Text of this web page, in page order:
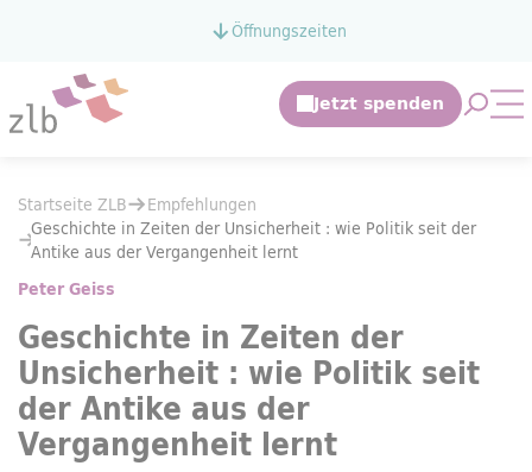
Zum Hauptinhalt springenÖffnungszeiten
Empfehlungen
Geschichte in Zeiten der Unsicherheit : wie Politik seit der Antike
Sie befinden sich hier:
Startseite ZLB
Empfehlungen
Geschichte in Zeiten der Unsicherheit : wie Politik seit der
Antike aus der Vergangenheit lernt
Peter Geiss
Geschichte in Zeiten der
Unsicherheit : wie Politik seit
der Antike aus der
Vergangenheit lernt